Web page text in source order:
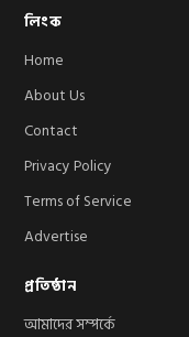
লিংক
Home
About Us
Contact
Privacy Policy
Terms of Service
Advertise
প্রতিষ্ঠান
আমাদের সম্পর্কে